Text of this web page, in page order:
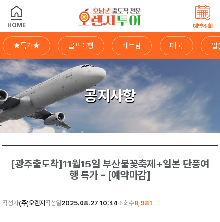
HOME 예약조회
★특가★ 골프여행 베트남 태국 일
공지사항
[광주출도착]11월15일 부산불꽃축제+일본 단풍여
행 특가 - [예약마감]
작성자(주)오렌지 작성일2025.08.27 10:44조회수8,981